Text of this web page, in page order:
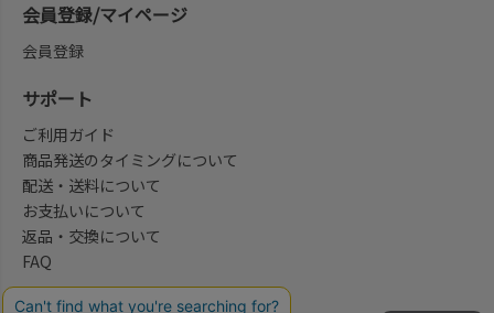
会員登録/マイページ
会員登録
サポート
ご利用ガイド
商品発送のタイミングについて
配送・送料について
お支払いについて
返品・交換について
FAQ